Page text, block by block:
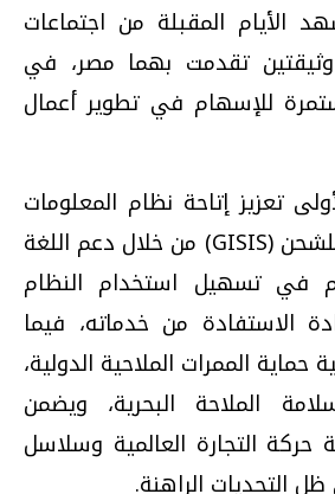
الأيام المقبلة من اجتماعات
تقدمت بهما مصر، في
للإسهام في تطوير أعمال
تعزيز إتاحة نظام المعلومات
العالمي المتكامل للشحن (GISIS) من خلال دعم اللغة
في تسهيل استخدام النظام
الاستفادة من خدماته، فيما
حماية الممرات الملاحية الدولية،
الملاحة البحرية، ويضمن
حركة التجارة العالمية وسلاسل
التحديات الراهنة.